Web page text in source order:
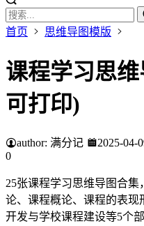
首页 思维导图模版
课程学习思
可打印)
author: 满分记 2025-04-
0
25张课程学习思维导图合
论、课程概论、课程的表现
开发与学校课程建设等5个